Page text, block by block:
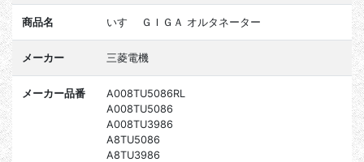
商品名 いすゞ ＧＩＧＡ オルタネーター
メーカー 三菱電機
メーカー品番
A008TU5086RL
A008TU5086
A008TU3986
A8TU5086
A8TU3986